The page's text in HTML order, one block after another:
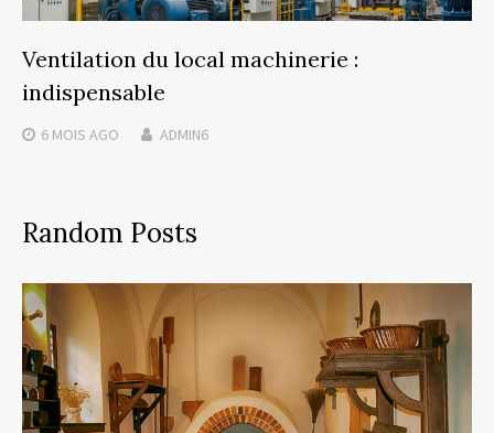
Ventilation du local machinerie :
indispensable
6 MOIS AGO ADMIN6
Random Posts